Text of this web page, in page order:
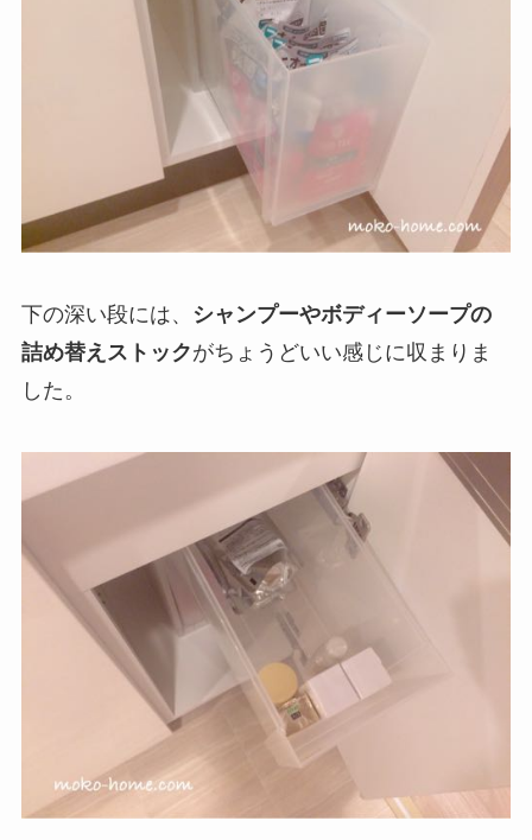
下の深い段には、
シャンプーやボディーソープの
詰め替えストックがちょうどいい感じに収まりま
した。